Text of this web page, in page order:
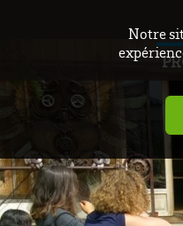
Notre